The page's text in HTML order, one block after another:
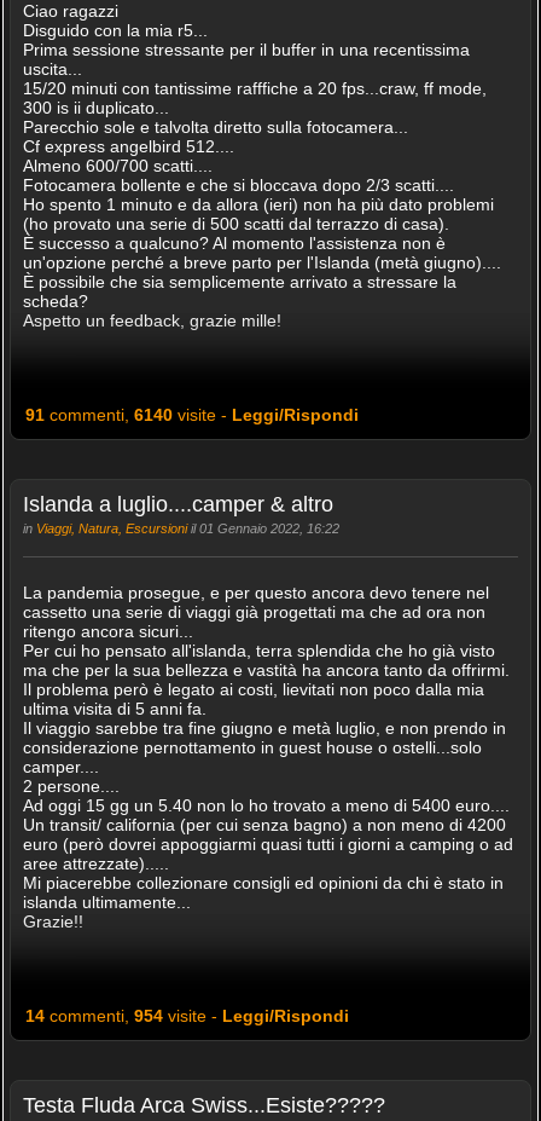
Ciao ragazzi
Disguido con la mia r5...
Prima sessione stressante per il buffer in una recentissima
uscita...
15/20 minuti con tantissime rafffiche a 20 fps...craw, ff mode,
300 is ii duplicato...
Parecchio sole e talvolta diretto sulla fotocamera...
Cf express angelbird 512....
Almeno 600/700 scatti....
Fotocamera bollente e che si bloccava dopo 2/3 scatti....
Ho spento 1 minuto e da allora (ieri) non ha più dato problemi
(ho provato una serie di 500 scatti dal terrazzo di casa).
È successo a qualcuno? Al momento l'assistenza non è
un'opzione perché a breve parto per l'Islanda (metà giugno)....
È possibile che sia semplicemente arrivato a stressare la
scheda?
Aspetto un feedback, grazie mille!
91commenti, 6140visite - Leggi/Rispondi
Islanda a luglio....camper & altro
in Viaggi, Natura, Escursioniil 01 Gennaio 2022, 16:22
La pandemia prosegue, e per questo ancora devo tenere nel
cassetto una serie di viaggi già progettati ma che ad ora non
ritengo ancora sicuri...
Per cui ho pensato all'islanda, terra splendida che ho già visto
ma che per la sua bellezza e vastità ha ancora tanto da offrirmi.
Il problema però è legato ai costi, lievitati non poco dalla mia
ultima visita di 5 anni fa.
Il viaggio sarebbe tra fine giugno e metà luglio, e non prendo in
considerazione pernottamento in guest house o ostelli...solo
camper....
2 persone....
Ad oggi 15 gg un 5.40 non lo ho trovato a meno di 5400 euro....
Un transit/ california (per cui senza bagno) a non meno di 4200
euro (però dovrei appoggiarmi quasi tutti i giorni a camping o ad
aree attrezzate).....
Mi piacerebbe collezionare consigli ed opinioni da chi è stato in
islanda ultimamente...
Grazie!!
14commenti, 954visite - Leggi/Rispondi
Testa Fluda Arca Swiss...Esiste?????